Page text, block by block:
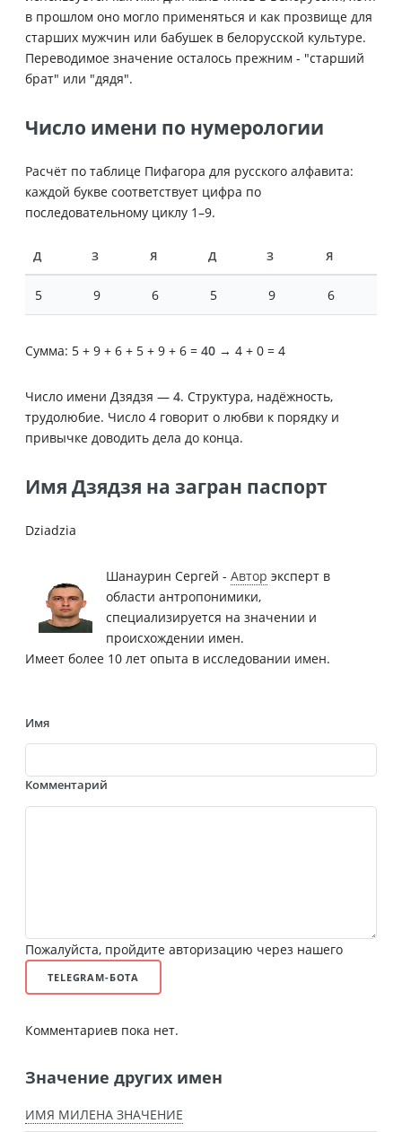
в прошлом оно могло применяться и как прозвище для
старших мужчин или бабушек в белорусской культуре.
Переводимое значение осталось прежним - "старший
брат" или "дядя".
Число имени по нумерологии
Расчёт по таблице Пифагора для русского алфавита:
каждой букве соответствует цифра по
последовательному циклу 1–9.
Д З Я Д З Я
5 9 6 5 9 6
Сумма: 5 + 9 + 6 + 5 + 9 + 6 = 40 → 4 + 0 = 4
Число имени Дзядзя — 4. Структура, надёжность,
трудолюбие. Число 4 говорит о любви к порядку и
привычке доводить дела до конца.
Имя Дзядзя на загран паспорт
Dziadzia
Шанаурин Сергей - Автор эксперт в
области антропонимики,
специализируется на значении и
происхождении имен.
Имеет более 10 лет опыта в исследовании имен.
Имя
Комментарий
Пожалуйста, пройдите авторизацию через нашего
TELEGRAM-БОТА
Комментариев пока нет.
Значение других имен
ИМЯ МИЛЕНА ЗНАЧЕНИЕ